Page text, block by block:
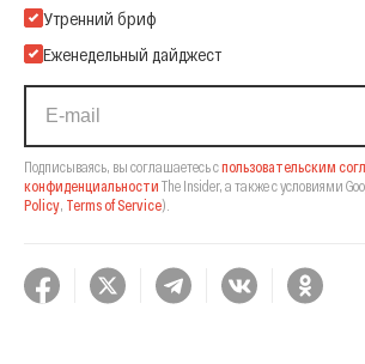
Подпишитесь на нашу Email-рассылку
Утренний бриф
Еженедельный дайджест
Подписываясь, вы соглашаетесь спользовательским
конфиденциальности The Insider, а также с условиями
Policy, Terms of Service).